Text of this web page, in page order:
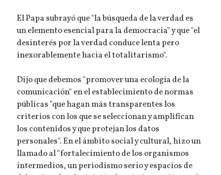
El Papa subrayó que "la búsqueda de la verdad es
un elemento esencial para la democracia" y que "el
desinterés por la verdad conduce lenta pero
inexorablemente hacia el totalitarismo".
Dijo que debemos "promover una ecología de la
comunicación" en el establecimiento de normas
públicas "que hagan más transparentes los
criterios con los que se seleccionan y amplifican
los contenidos y que protejan los datos
personales". En el ámbito social y cultural, hizo un
llamado al "fortalecimiento de los organismos
intermedios, un periodismo serio y espacios de